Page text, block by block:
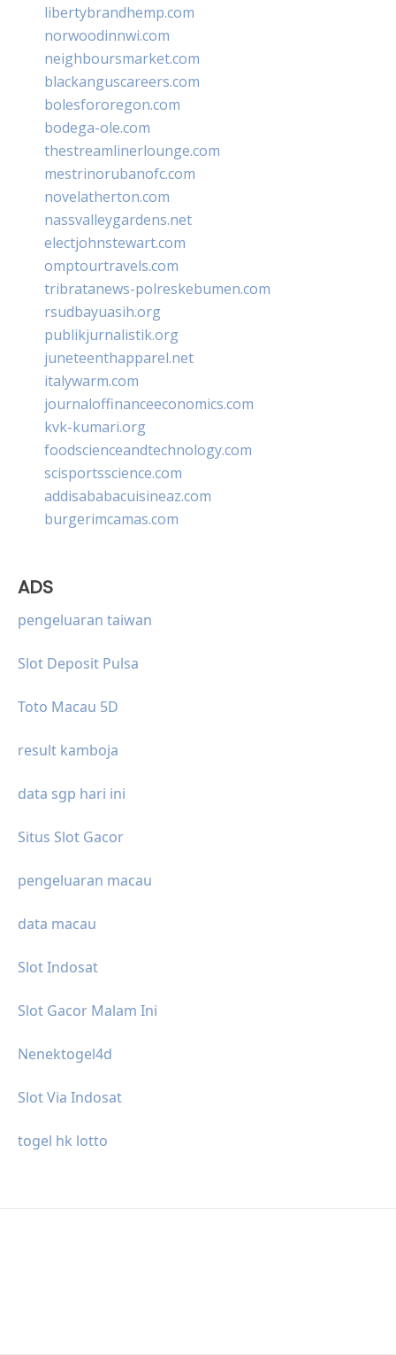
libertybrandhemp.com
norwoodinnwi.com
neighboursmarket.com
blackanguscareers.com
bolesfororegon.com
bodega-ole.com
thestreamlinerlounge.com
mestrinorubanofc.com
novelatherton.com
nassvalleygardens.net
electjohnstewart.com
omptourtravels.com
tribratanews-polreskebumen.com
rsudbayuasih.org
publikjurnalistik.org
juneteenthapparel.net
italywarm.com
journaloffinanceeconomics.com
kvk-kumari.org
foodscienceandtechnology.com
scisportsscience.com
addisababacuisineaz.com
burgerimcamas.com
ADS
pengeluaran taiwan
Slot Deposit Pulsa
Toto Macau 5D
result kamboja
data sgp hari ini
Situs Slot Gacor
pengeluaran macau
data macau
Slot Indosat
Slot Gacor Malam Ini
Nenektogel4d
Slot Via Indosat
togel hk lotto